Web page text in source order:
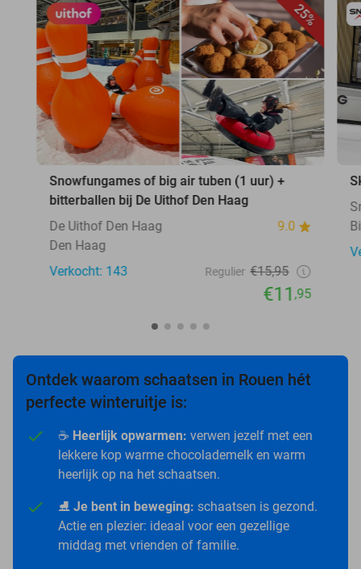
25%
Snowfungames of big air tuben (1 uur) +
bitterballen bij De Uithof Den Haag
De Uithof Den Haag
9.0
Den Haag
Verkocht: 143
Regulier €15,95
€11,95
Ontdek waarom schaatsen in Rouen hét
perfecte winteruitje is:
☕ Heerlijk opwarmen: verwen jezelf met een
lekkere kop warme chocolademelk en warm
heerlijk op na het schaatsen.
⛸️ Je bent in beweging: schaatsen is gezond.
Actie en plezier: ideaal voor een gezellige
middag met vrienden of familie.